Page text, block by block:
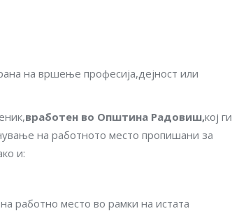
на вршење професија,дејност или
вработен во Општина Радовиш,кој ги
на работното место пропишани за
и:
работно место во рамки на истата